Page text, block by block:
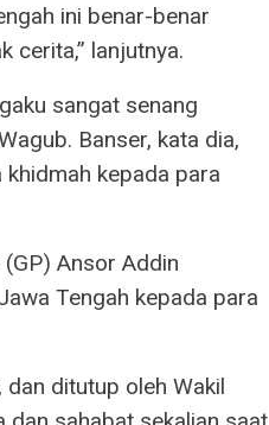
ini benar-benar
cerita,” lanjutnya.
sangat senang
Banser, kata dia,
kepada para
Ansor Addin
Tengah kepada para
ditutup oleh Wakil